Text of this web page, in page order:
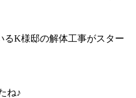
るK様邸の解体工事がスター
ね♪